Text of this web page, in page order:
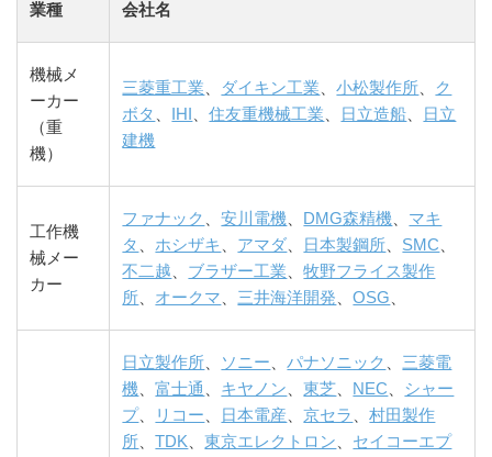
業種 会社名
機械メ
ーカー
（重
機）
三菱重工業 ダイキン工業 、小松製作所
ク
ボタ
IHI 、住友重機械工業 日立造船
日立
建機
工作機
械メー
カー
ファナック 、安川電機 DMG森精機
マキ
タ
ホシザキ アマダ 日本製鋼所 SMC
不二越
ブラザー工業 、牧野フライス製作
所
オークマ 三井海洋開発 、OSG
日立製作所 ソニー 、パナソニック
三菱電
機 、富士通 キヤノン 、東芝 NEC
シャー
プ、 リコー 日本電産 、京セラ 、村田製作
所 、TDK 、東京エレクトロン セイコーエプ